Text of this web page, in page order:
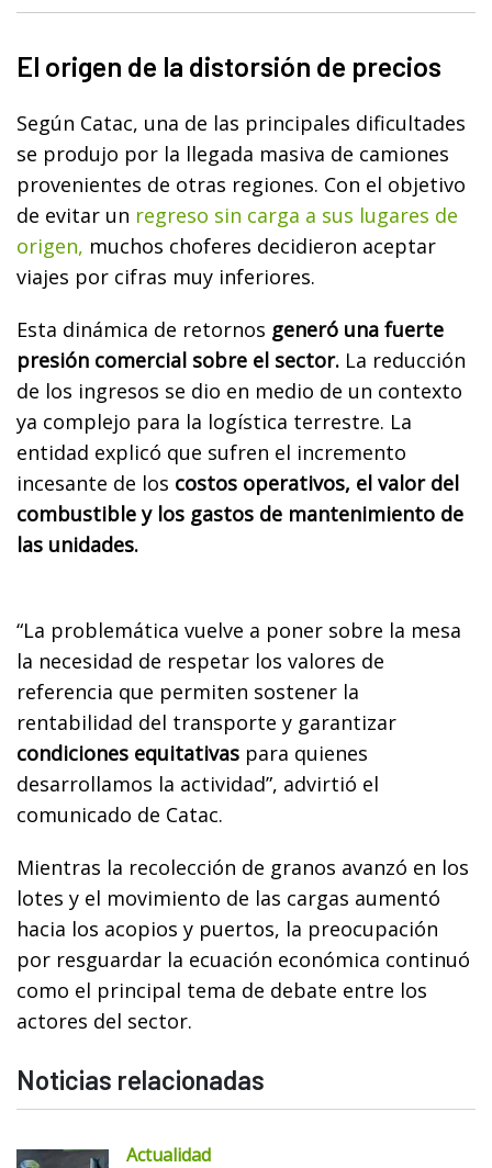
El origen de la distorsión de precios
Según Catac, una de las principales dificultades
se produjo por la llegada masiva de camiones
provenientes de otras regiones. Con el objetivo
de evitar un regreso sin carga a sus lugares de
origen, muchos choferes decidieron aceptar
viajes por cifras muy inferiores.
Esta dinámica de retornos generó una fuerte
presión comercial sobre el sector. La reducción
de los ingresos se dio en medio de un contexto
ya complejo para la logística terrestre. La
entidad explicó que sufren el incremento
incesante de los costos operativos, el valor del
combustible y los gastos de mantenimiento de
las unidades.
“La problemática vuelve a poner sobre la mesa
la necesidad de respetar los valores de
referencia que permiten sostener la
rentabilidad del transporte y garantizar
condiciones equitativas para quienes
desarrollamos la actividad”, advirtió el
comunicado de Catac.
Mientras la recolección de granos avanzó en los
lotes y el movimiento de las cargas aumentó
hacia los acopios y puertos, la preocupación
por resguardar la ecuación económica continuó
como el principal tema de debate entre los
actores del sector.
Noticias relacionadas
Actualidad